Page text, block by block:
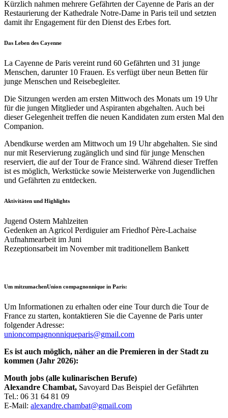
Kürzlich nahmen mehrere Gefährten der Cayenne de Paris an der
Restaurierung der Kathedrale Notre-Dame in Paris teil und setzten
damit ihr Engagement für den Dienst des Erbes fort.
Das Leben des Cayenne
La Cayenne de Paris vereint rund 60 Gefährten und 31 junge
Menschen, darunter 10 Frauen. Es verfügt über neun Betten für
junge Menschen und Reisebegleiter.
Die Sitzungen werden am ersten Mittwoch des Monats um 19 Uhr
für die jungen Mitglieder und Aspiranten abgehalten. Auch bei
dieser Gelegenheit treffen die neuen Kandidaten zum ersten Mal den
Companion.
Abendkurse werden am Mittwoch um 19 Uhr abgehalten. Sie sind
nur mit Reservierung zugänglich und sind für junge Menschen
reserviert, die auf der Tour de France sind. Während dieser Treffen
ist es möglich, Werkstücke sowie Meisterwerke von Jugendlichen
und Gefährten zu entdecken.
Aktivitäten und Highlights
Jugend Ostern Mahlzeiten
Gedenken an Agricol Perdiguier am Friedhof Père-Lachaise
Aufnahmearbeit im Juni
Rezeptionsarbeit im November mit traditionellem Bankett
Um mitzumachenUnion compagnonnique in Paris:
Um Informationen zu erhalten oder eine Tour durch die Tour de
France zu starten, kontaktieren Sie die Cayenne de Paris unter
folgender Adresse:
unioncompagnonniqueparis@gmail.com
Es ist auch möglich, näher an die Premieren in der Stadt zu
kommen (Jahr 2026):
Mouth jobs (alle kulinarischen Berufe)
Alexandre Chambat, Savoyard Das Beispiel der Gefährten
Tel.: 06 31 64 81 09
E-Mail: alexandre.chambat@gmail.com